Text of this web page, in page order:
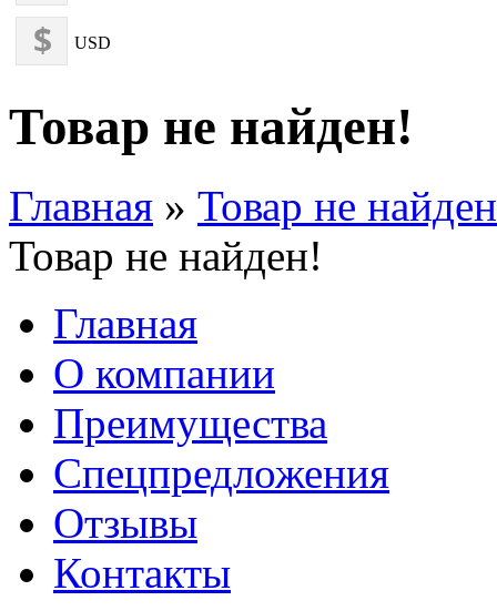
USD
Товар не найден!
Главная » Товар не
Товар не найден!
Главная
О компании
Преимущества
Спецпредложения
Отзывы
Контакты